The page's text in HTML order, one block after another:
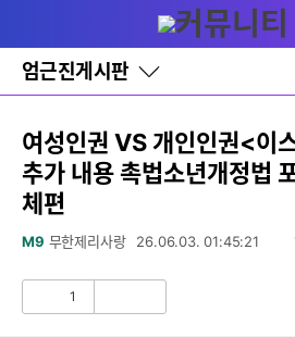
와
홈
엄근진게시판
바
로
기
레
이
어
글
여성인권 VS 개인인권<이
추가 내용 촉법소년개정법
체편
M9 무한제리사랑 26.06.03. 01:45:21
1